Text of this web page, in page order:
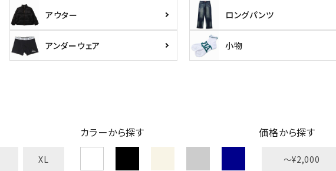
価格から探す
円 ～ 円
並び順
アウター ロングパンツ
アンダーウェア 小物
XL
カラーから探す 価格から探す
〜¥2,000